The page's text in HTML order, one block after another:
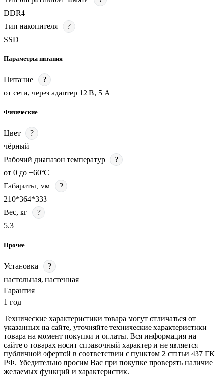
DDR4
Тип накопителя
?
SSD
Параметры питания
Питание
?
от сети, через адаптер 12 В, 5 А
Физические
Цвет
?
чёрный
Рабочий диапазон температур
?
от 0 до +60°С
Габариты, мм
?
210*364*333
Вес, кг
?
5.3
Прочее
Установка
?
настольная, настенная
Гарантия
1 год
Технические характеристики товара могут отличаться от
указанных на сайте, уточняйте технические характеристики
товара на момент покупки и оплаты. Вся информация на
сайте о товарах носит справочный характер и не является
публичной офертой в соответствии с пунктом 2 статьи 437 ГК
РФ. Убедительно просим Вас при покупке проверять наличие
желаемых функций и характеристик.